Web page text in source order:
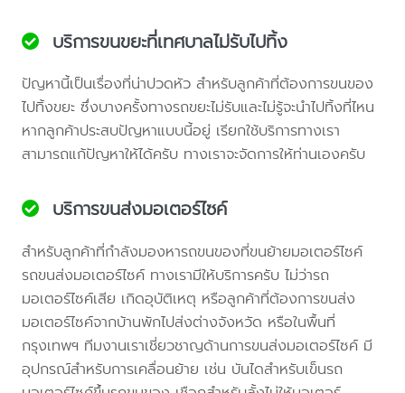
บริการขนขยะที่เทศบาลไม่รับไปทิ้ง
ปัญหานี้เป็นเรื่องที่น่าปวดหัว สำหรับลูกค้าที่ต้องการขนของ
ไปทิ้งขยะ ซึ่งบางครั้งทางรถขยะไม่รับและไม่รู้จะนำไปทิ้งที่ไหน
หากลูกค้าประสบปัญหาแบบนี้อยู่ เรียกใช้บริการทางเรา
สามารถแก้ปัญหาให้ได้ครับ ทางเราจะจัดการให้ท่านเองครับ
บริการขนส่งมอเตอร์ไซค์
สำหรับลูกค้าที่กำลังมองหารถขนของที่ขนย้ายมอเตอร์ไซค์
รถขนส่งมอเตอร์ไซค์ ทางเรามีให้บริการครับ ไม่ว่ารถ
มอเตอร์ไซค์เสีย เกิดอุบัติเหตุ หรือลูกค้าที่ต้องการขนส่ง
มอเตอร์ไซค์จากบ้านพักไปส่งต่างจังหวัด หรือในพื้นที่
กรุงเทพฯ ทีมงานเราเชี่ยวชาญด้านการขนส่งมอเตอร์ไซค์ มี
อุปกรณ์สำหรับการเคลื่อนย้าย เช่น บันไดสำหรับเข็นรถ